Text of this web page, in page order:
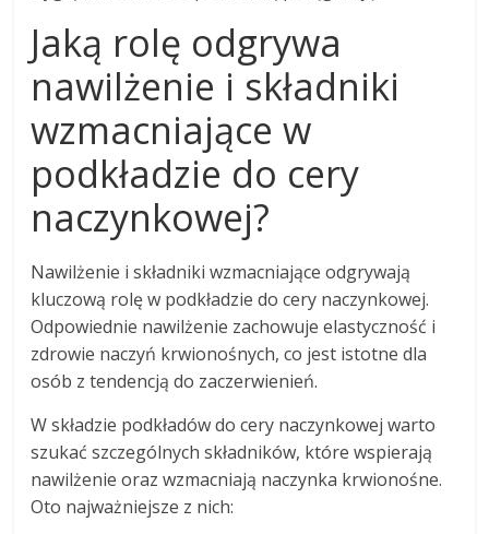
Jaką rolę odgrywa
nawilżenie i składniki
wzmacniające w
podkładzie do cery
naczynkowej?
Nawilżenie i składniki wzmacniające odgrywają
kluczową rolę w podkładzie do cery naczynkowej.
Odpowiednie nawilżenie zachowuje elastyczność i
zdrowie naczyń krwionośnych, co jest istotne dla
osób z tendencją do zaczerwienień.
W składzie podkładów do cery naczynkowej warto
szukać szczególnych składników, które wspierają
nawilżenie oraz wzmacniają naczynka krwionośne.
Oto najważniejsze z nich: